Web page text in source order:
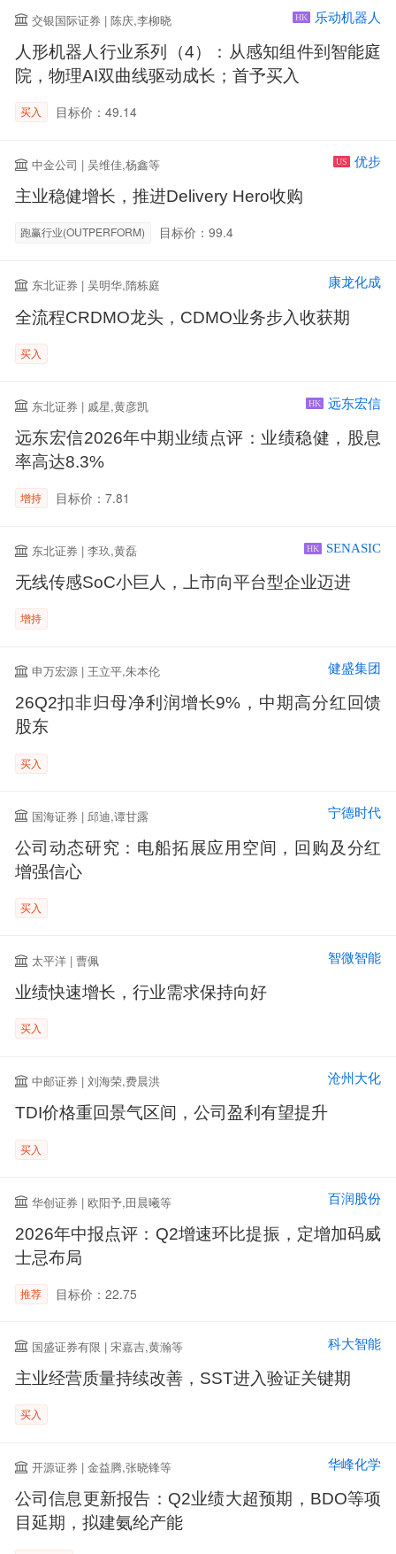
交银国际证券 | 陈庆,李柳晓 HK 乐动机器人
人形机器人行业系列（4）：从感知组件到智能庭
院，物理AI双曲线驱动成长；首予买入
买入 目标价：49.14
中金公司 | 吴维佳,杨鑫等 US 优步
主业稳健增长，推进Delivery Hero收购
跑赢行业(OUTPERFORM) 目标价：99.4
东北证券 | 吴明华,隋栋庭 康龙化成
全流程CRDMO龙头，CDMO业务步入收获期
买入
东北证券 | 戚星,黄彦凯 HK 远东宏信
远东宏信2026年中期业绩点评：业绩稳健，股息
率高达8.3%
增持 目标价：7.81
东北证券 | 李玖,黄磊 HK SENASIC
无线传感SoC小巨人，上市向平台型企业迈进
增持
申万宏源 | 王立平,朱本伦 健盛集团
26Q2扣非归母净利润增长9%，中期高分红回馈
股东
买入
国海证券 | 邱迪,谭甘露 宁德时代
公司动态研究：电船拓展应用空间，回购及分红
增强信心
买入
太平洋 | 曹佩 智微智能
业绩快速增长，行业需求保持向好
买入
中邮证券 | 刘海荣,费晨洪 沧州大化
TDI价格重回景气区间，公司盈利有望提升
买入
华创证券 | 欧阳予,田晨曦等 百润股份
2026年中报点评：Q2增速环比提振，定增加码威
士忌布局
推荐 目标价：22.75
国盛证券有限 | 宋嘉吉,黄瀚等 科大智能
主业经营质量持续改善，SST进入验证关键期
买入
开源证券 | 金益腾,张晓锋等 华峰化学
公司信息更新报告：Q2业绩大超预期，BDO等项
目延期，拟建氨纶产能